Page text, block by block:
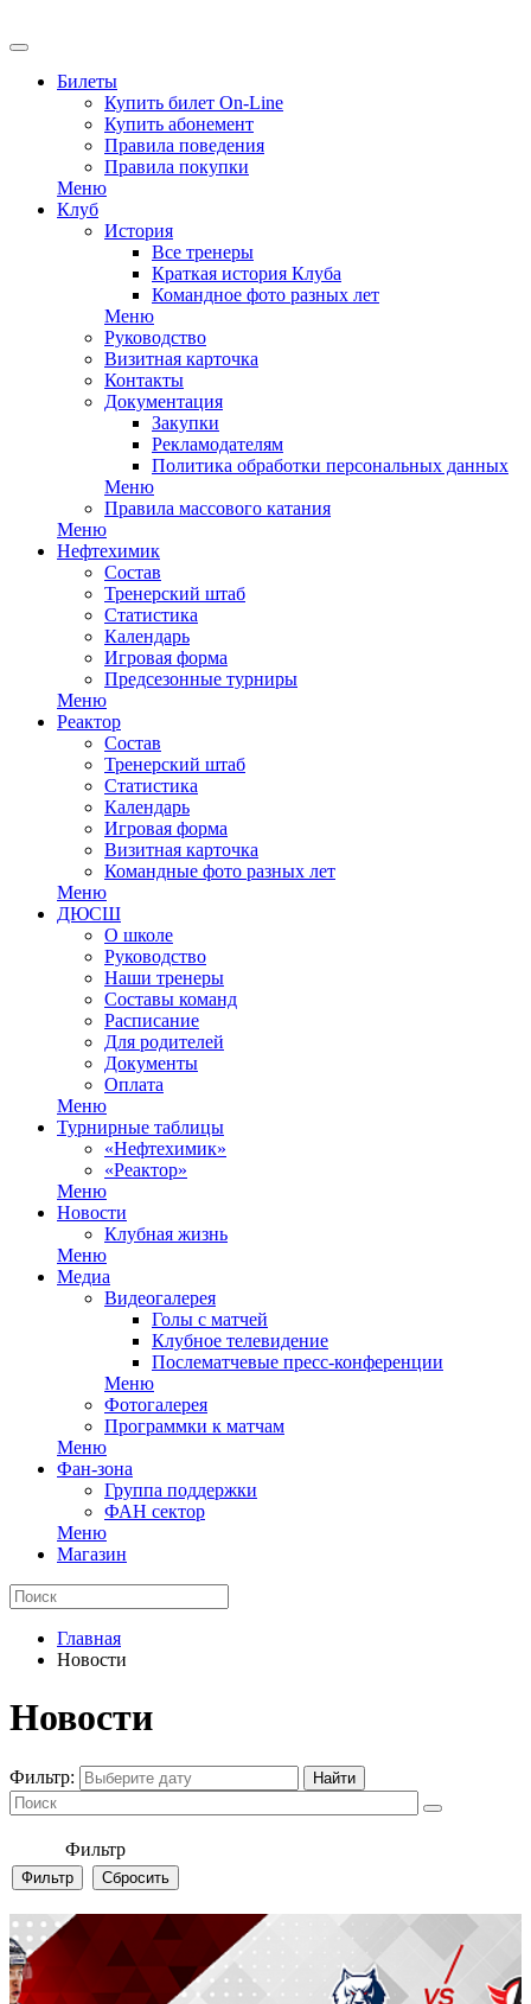
Билеты
Купить билет On-Line
Купить абонемент
Правила поведения
Правила покупки
Меню
Клуб
История
Все тренеры
Краткая история Клуба
Командное фото разных лет
Меню
Руководство
Визитная карточка
Контакты
Документация
Закупки
Рекламодателям
Политика обработки персональных данных
Меню
Правила массового катания
Меню
Нефтехимик
Состав
Тренерский штаб
Статистика
Календарь
Игровая форма
Предсезонные турниры
Меню
Реактор
Состав
Тренерский штаб
Статистика
Календарь
Игровая форма
Визитная карточка
Командные фото разных лет
Меню
ДЮСШ
О школе
Руководство
Наши тренеры
Составы команд
Расписание
Для родителей
Документы
Оплата
Меню
Турнирные таблицы
«Нефтехимик»
«Реактор»
Меню
Новости
Клубная жизнь
Меню
Медиа
Видеогалерея
Голы с матчей
Клубное телевидение
Послематчевые пресс-конференции
Меню
Фотогалерея
Программки к матчам
Меню
Фан-зона
Группа поддержки
ФАН сектор
Меню
Магазин
Главная
Новости
Новости
Фильтр:
Фильтр